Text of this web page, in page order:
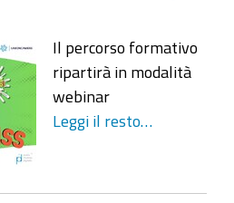
Il percorso formativo
ripartirà in modalità
webinar
Leggi il resto…